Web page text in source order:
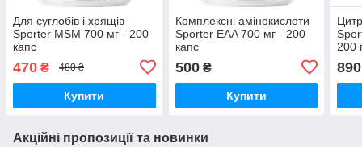
Для суглобів і хрящів
Sporter MSM 700 мг - 200
капс
470 ₴ 480 ₴
Купити
Комплексні амінокислоти
Sporter EAA 700 мг - 200
капс
500₴
Купити
200
890
Акційні пропозиції та новинки